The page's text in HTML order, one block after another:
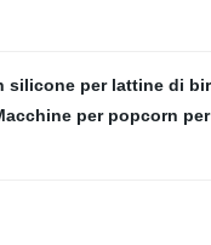
silicone per lattine di
per popcorn